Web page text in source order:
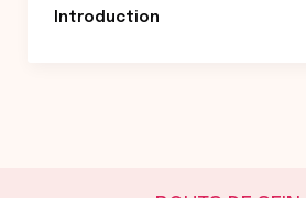
Introduction